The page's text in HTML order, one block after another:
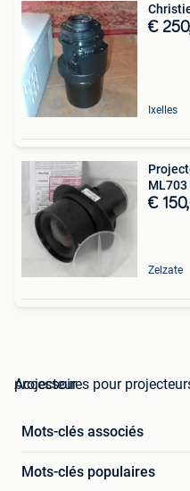
€
Ixelles
ML703
€
Zelzate
Accessoires pour projecteurs avec le filtre Lentilles de projecteur
Mots-clés associés
Mots-clés populaires